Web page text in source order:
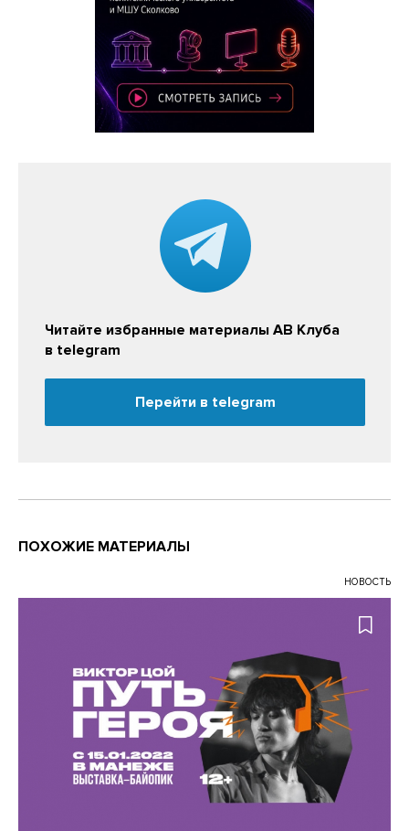
Читайте избранные материалы АВ Клуба
в telegram
Перейти в telegram
ПОХОЖИЕ МАТЕРИАЛЫ
НОВОСТЬ